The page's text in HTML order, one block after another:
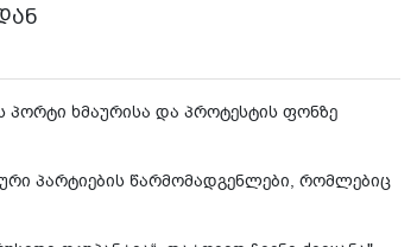
პორტი ხმაურისა და პროტესტის ფონზე
პარტიების წარმომადგენლები, რომლებიც